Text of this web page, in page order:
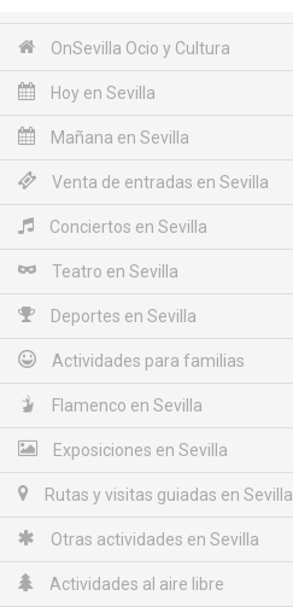
OnSevilla Ocio y Cultura
Hoy en Sevilla
Mañana en Sevilla
Venta de entradas en Sevilla
Conciertos en Sevilla
Teatro en Sevilla
Deportes en Sevilla
Actividades para familias
Flamenco en Sevilla
Exposiciones en Sevilla
Rutas y visitas guiadas en Sevilla
Otras actividades en Sevilla
Actividades al aire libre